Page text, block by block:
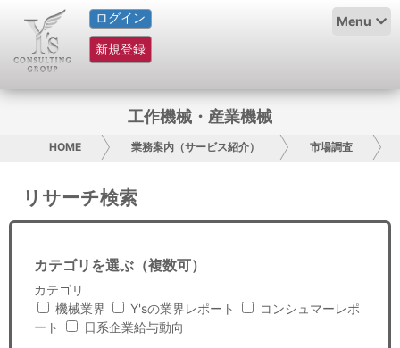
ログイン
新規登録
Menu
HOME
サービス紹介
グループ概要
採用情報
日本人にPR
コンサルティング
工作機械・産業機械
HOME 業務案内（サービス紹介） 市場調査
リサーチ検索
カテゴリを選ぶ（複数可）
カテゴリ
機械業界
Y'sの業界レポート
コンシュマーレポ
ート
日系企業給与動向